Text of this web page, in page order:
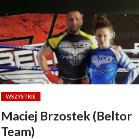
WSZYSTKIE
Maciej Brzostek (Beltor
Team)